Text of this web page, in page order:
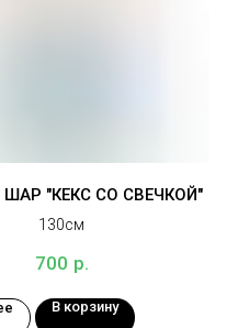
"КЕКС СО СВЕЧКОЙ"
130см
700 р.
В корзину